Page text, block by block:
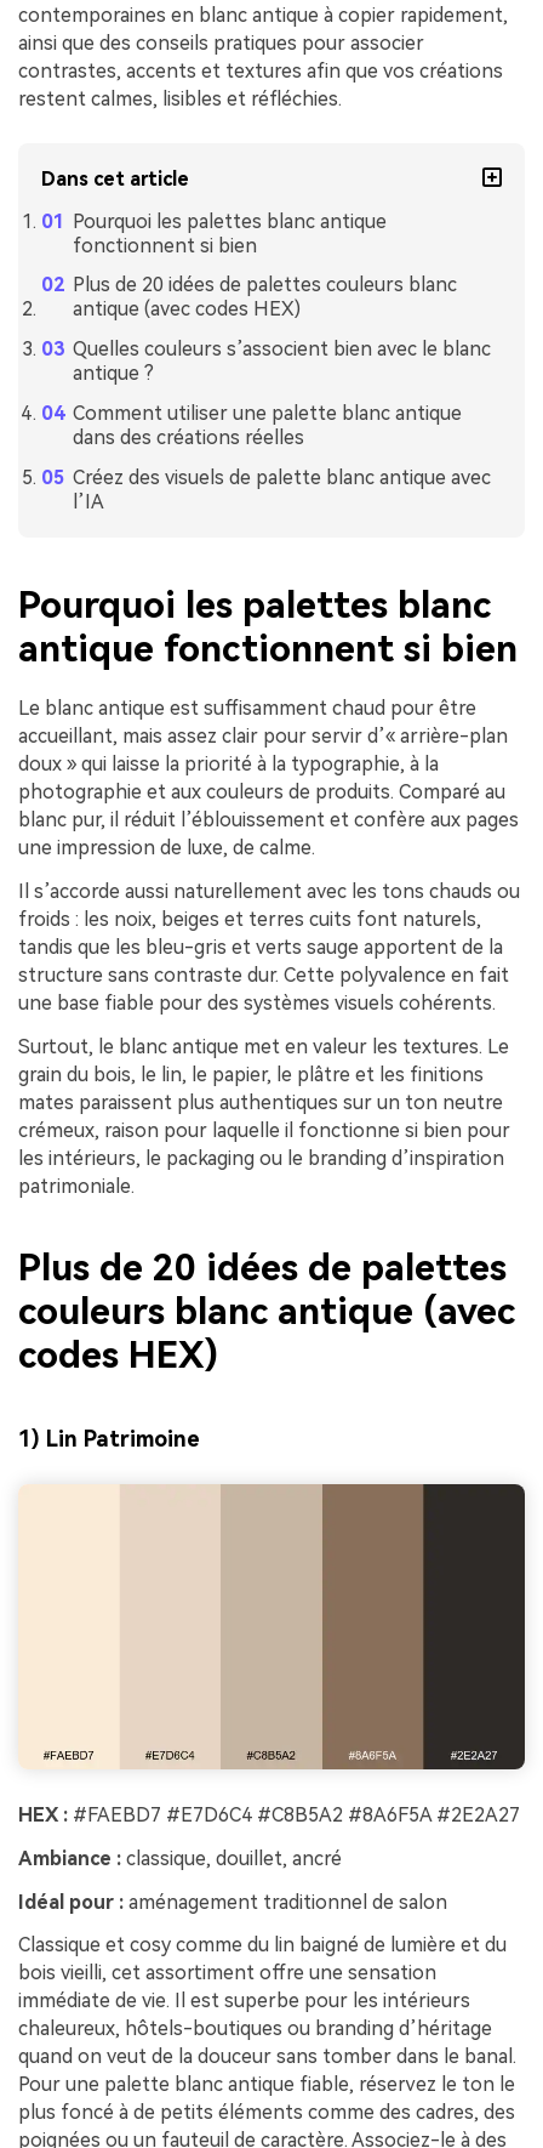
contemporaines en blanc antique à copier rapidement,
ainsi que des conseils pratiques pour associer
contrastes, accents et textures afin que vos créations
restent calmes, lisibles et réfléchies.
Dans cet article
Pourquoi les palettes blanc antique
fonctionnent si bien
Plus de 20 idées de palettes couleurs blanc
antique (avec codes HEX)
Quelles couleurs s’associent bien avec le blanc
antique ?
Comment utiliser une palette blanc antique
dans des créations réelles
Créez des visuels de palette blanc antique avec
l’IA
Pourquoi les palettes blanc
antique fonctionnent si bien
Le blanc antique est suffisamment chaud pour être
accueillant, mais assez clair pour servir d’« arrière-plan
doux » qui laisse la priorité à la typographie, à la
photographie et aux couleurs de produits. Comparé au
blanc pur, il réduit l’éblouissement et confère aux pages
une impression de luxe, de calme.
Il s’accorde aussi naturellement avec les tons chauds ou
froids : les noix, beiges et terres cuits font naturels,
tandis que les bleu-gris et verts sauge apportent de la
structure sans contraste dur. Cette polyvalence en fait
une base fiable pour des systèmes visuels cohérents.
Surtout, le blanc antique met en valeur les textures. Le
grain du bois, le lin, le papier, le plâtre et les finitions
mates paraissent plus authentiques sur un ton neutre
crémeux, raison pour laquelle il fonctionne si bien pour
les intérieurs, le packaging ou le branding d’inspiration
patrimoniale.
Plus de 20 idées de palettes
couleurs blanc antique (avec
codes HEX)
1) Lin Patrimoine
HEX : #FAEBD7 #E7D6C4 #C8B5A2 #8A6F5A #2E2A27
Ambiance : classique, douillet, ancré
Idéal pour : aménagement traditionnel de salon
Classique et cosy comme du lin baigné de lumière et du
bois vieilli, cet assortiment offre une sensation
immédiate de vie. Il est superbe pour les intérieurs
chaleureux, hôtels-boutiques ou branding d’héritage
quand on veut de la douceur sans tomber dans le banal.
Pour une palette blanc antique fiable, réservez le ton le
plus foncé à de petits éléments comme des cadres, des
poignées ou un fauteuil de caractère. Associez-le à des